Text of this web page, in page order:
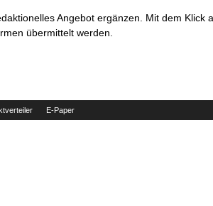
Angebot ergänzen. Mit dem
übermittelt werden.
E-Paper